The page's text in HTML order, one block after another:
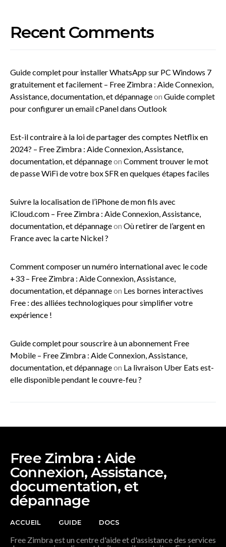
Recent Comments
Guide complet pour installer WhatsApp sur PC Windows 7
gratuitement et facilement – Free Zimbra : Aide Connexion,
Assistance, documentation, et dépannageon Guide complet
pour configurer un email cPanel dans Outlook
Est-il contraire à la loi de partager des comptes Netflix en
2024? – Free Zimbra : Aide Connexion, Assistance,
documentation, et dépannageon Comment trouver le mot
de passe WiFi de votre box SFR en quelques étapes faciles
Suivre la localisation de l’iPhone de mon fils avec
iCloud.com – Free Zimbra : Aide Connexion, Assistance,
documentation, et dépannageon Où retirer de l’argent en
France avec la carte Nickel ?
Comment composer un numéro international avec le code
+33 – Free Zimbra : Aide Connexion, Assistance,
documentation, et dépannageon Les bornes interactives
Free : des alliées technologiques pour simplifier votre
expérience !
Guide complet pour souscrire à un abonnement Free
Mobile – Free Zimbra : Aide Connexion, Assistance,
documentation, et dépannageon La livraison Uber Eats est-
elle disponible pendant le couvre-feu ?
Free Zimbra : Aide
Connexion, Assistance,
documentation, et
dépannage
ACCUEIL GUIDE DOCS
Free Zimbra est un centre d'aide et d'assistance des services